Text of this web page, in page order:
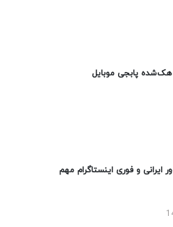
هک‌شده پابجی موبایل
ایرانی و فوری اینستاگرام مهم